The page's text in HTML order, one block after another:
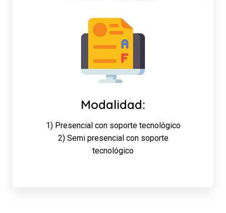
Modalidad:
1) Presencial con soporte tecnológico
2) Semi presencial con soporte
tecnológico